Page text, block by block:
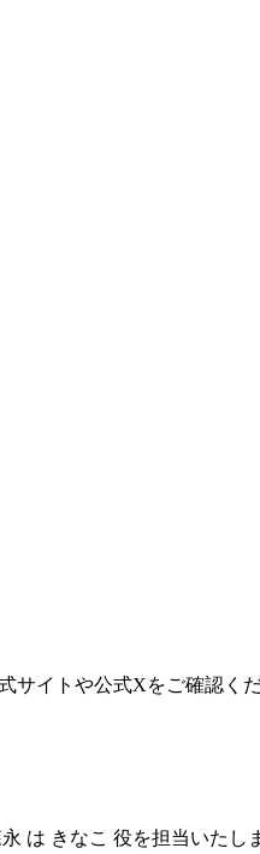
イトや公式Xをご確認くだ
は きなこ 役を担当いた